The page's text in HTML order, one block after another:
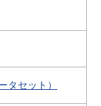
タセット）